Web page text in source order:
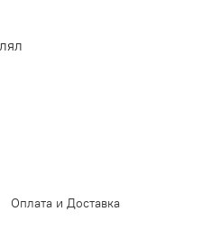
Оплата и Доставка